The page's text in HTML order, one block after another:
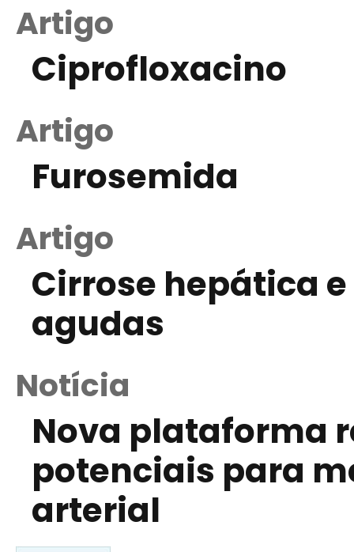
Artigo
Ciprofloxacino
Artigo
Furosemida
Artigo
Cirrose hepática
agudas
Notícia
Nova plataforma
potenciais para
arterial